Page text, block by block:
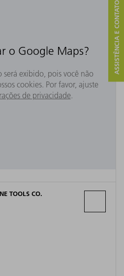
o Google Maps?
exibido, pois você não
cookies. Por favor, ajuste
de privacidade.
TOOLS CO.
ASSISTÊNCIA E CONTATO